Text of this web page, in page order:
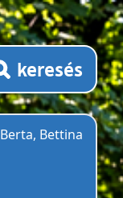
keresés
Berta, Bettina